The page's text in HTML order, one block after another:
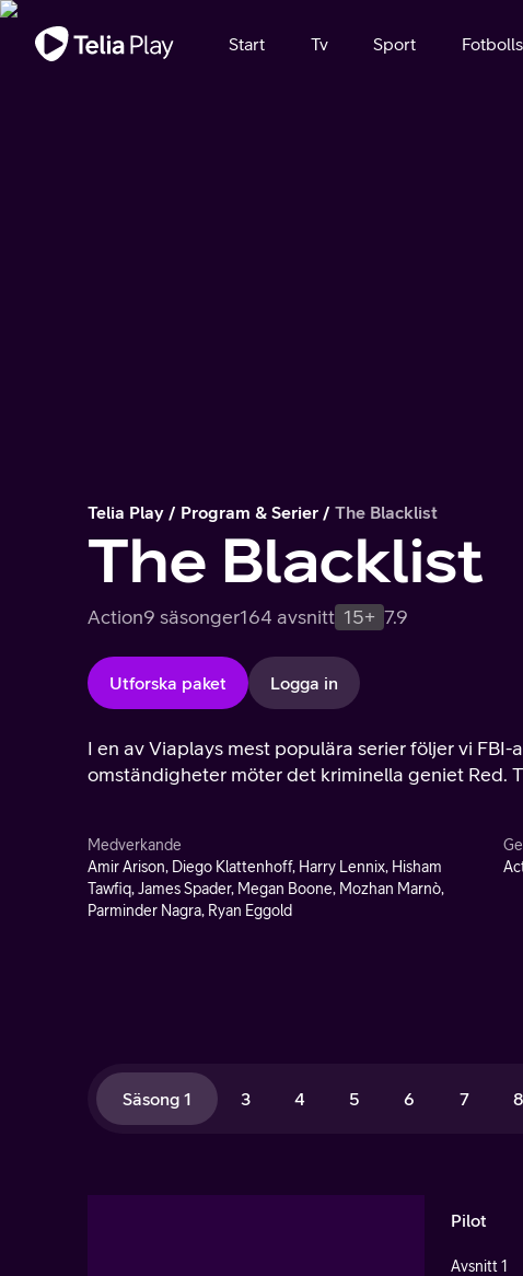
Viktigt meddelande
Start Tv Sport
Telia Play Program & Serier The Blacklist
The Blacklist
Action9 säsonger164 avsnitt 15+ 7.9
Utforska paket Logga in
I en av Viaplays mest populära serier följer vi
omständigheter möter det kriminella geniet Red.
Medverkande
Amir Arison, Diego Klattenhoff, Harry Lennix, Hisham
Tawfiq, James Spader, Megan Boone, Mozhan Marnò,
Parminder Nagra, Ryan Eggold
Säsong 1 3 4 5 6 7 8
Pilot
Avsnitt 1